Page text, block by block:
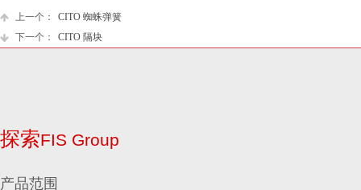
上一个：
CITO 蜘蛛弹簧
下一个：
CITO 隔块
探索FIS Group
产品范围